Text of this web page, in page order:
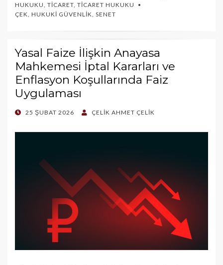
HUKUKU, TICARET, TICARET HUKUKU
ÇEK, HUKUKI GÜVENLIK, SENET
Yasal Faize İlişkin Anayasa
Mahkemesi İptal Kararları ve
Enflasyon Koşullarında Faiz
Uygulaması
POSTED
25 ŞUBAT 2026 ÇELIK AHMET ÇELIK